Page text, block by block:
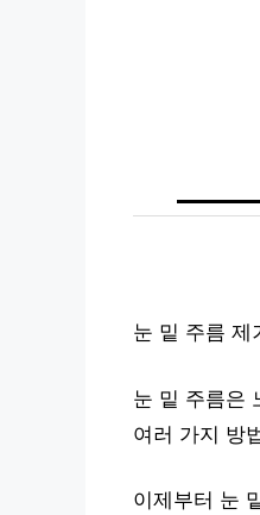
눈 밑 주름 제
눈 밑 주름은
여러 가지 방
이제부터 눈